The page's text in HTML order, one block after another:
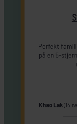
Perfekt
på en 5-
Khao Lak(14